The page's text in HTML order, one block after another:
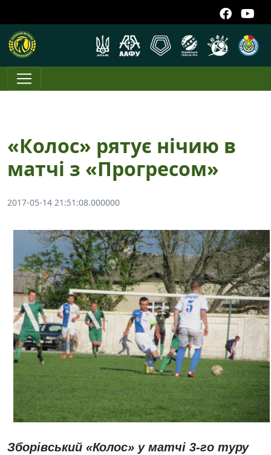
«Колос» рятує нічию в
матчі з «Прогресом»
2017-05-14 21:51:08.000000
Зборівський «Колос» у матчі 3-го туру